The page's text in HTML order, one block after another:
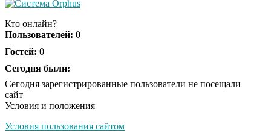
Забывший о
сына выступать за
Кто онлайн?
Пользователей: 0
Гостей: 0
Сегодня были:
Сегодня зарегистрированные пользователи не посещали
сайт
Условия и положения
Условия пользования сайтом